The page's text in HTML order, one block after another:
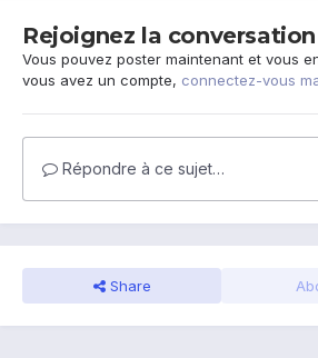
Rejoignez la conversation
Vous pouvez poster maintenant et vous
vous avez un compte, connectez-vous
Répondre à ce sujet…
Share